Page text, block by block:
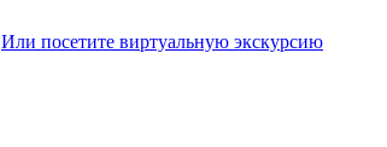
Или посетите виртуальную экскурсию